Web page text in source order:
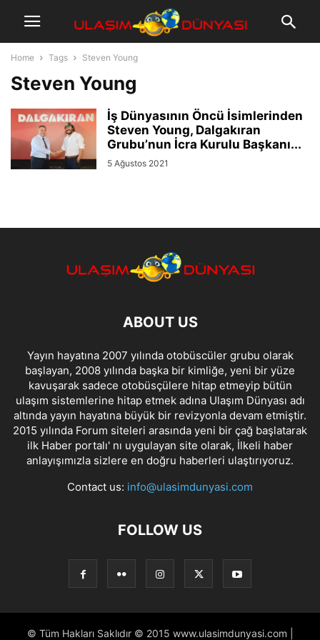
Home Tags Steven Young
Steven Young
İş Dünyasının Öncü İsimlerinden
Steven Young, Dalgakıran
Grubu’nun İcra Kurulu Başkanı...
5 Ağustos 2021
ABOUT US
Yayın hayatına 2007 yılında otobüscüler grubu olarak
başlayan, 2008 yılında başka bir kimliğe, yeni bir yüze
kavuşarak sadece otobüsçülere hitap etmeyip bütün
ulaşım sistemlerine hitap etmek adına Ulaşım Dünyası adı
altında yayın hayatına büyük bir revizyonla devam etmiştir.
2015 yılında Forum siteleri arasında yeni bir çağ başlatarak
ilk Haber portalı' nı uygulayan site olarak, İlkeli haber
anlayışımızla sizlere en doğru haberleri ulaştırıyoruz.
Contact us: info@ulasimdunyasi.com
FOLLOW US
© Tüm Hakları Saklıdır © 2015 www.ulasimdunyasi.com |